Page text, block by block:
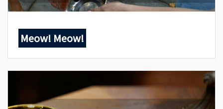
Meow! Meow!